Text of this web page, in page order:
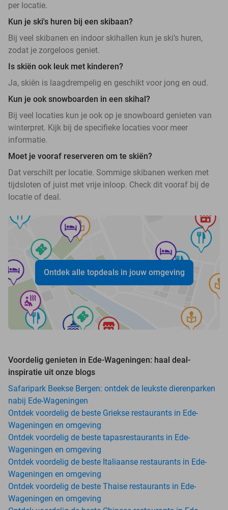
per locatie.
Kun je ski's huren bij een skibaan?
Bij veel skibanen en indoor skihallen kun je ski’s huren,
zodat je zorgeloos geniet.
Is skiën ook leuk met kinderen?
Ja, skiën is laagdrempelig en geschikt voor jong en oud.
Kun je ook snowboarden in een skihal?
Bij veel locaties kun je ook op je snowboard genieten van
winterpret. Kijk bij de specifieke locaties voor meer
informatie.
Moet je vooraf reserveren om te skiën?
Dat verschilt per locatie. Sommige skibanen werken met
tijdsloten of juist met vrije inloop. Check dit vooraf bij de
locatie of deal.
Ontdek alle topdeals in jouw omgeving
Voordelig genieten in Ede-Wageningen: haal deal-
inspiratie uit onze blogs
Safaripark Beekse Bergen: ontdek de leukste dierenparken
nabij Ede-Wageningen
Ontdek voordelig de beste Griekse restaurants in Ede-
Wageningen en omgeving
Ontdek voordelig de beste tapasrestaurants in Ede-
Wageningen en omgeving
Ontdek voordelig de beste Italiaanse restaurants in Ede-
Wageningen en omgeving
Ontdek voordelig de beste Thaise restaurants in Ede-
Wageningen en omgeving